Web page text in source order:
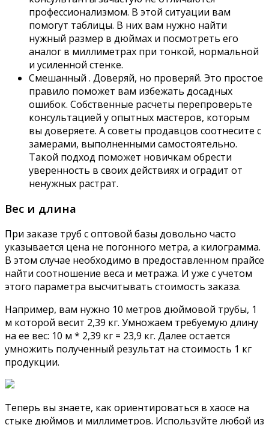
профессионализмом. В этой ситуации вам
помогут таблицы. В них вам нужно найти
нужный размер в дюймах и посмотреть его
аналог в миллиметрах при тонкой, нормальной
и усиленной стенке.
Смешанный . Доверяй, но проверяй. Это простое
правило поможет вам избежать досадных
ошибок. Собственные расчеты перепроверьте
консультацией у опытных мастеров, которым
вы доверяете. А советы продавцов соотнесите с
замерами, выполненными самостоятельно.
Такой подход поможет новичкам обрести
уверенность в своих действиях и оградит от
ненужных растрат.
Вес и длина
При заказе труб с оптовой базы довольно часто
указывается цена не погонного метра, а килограмма.
В этом случае необходимо в предоставленном прайсе
найти соотношение веса и метража. И уже с учетом
этого параметра высчитывать стоимость заказа.
Например, вам нужно 10 метров дюймовой трубы, 1
м которой весит 2,39 кг. Умножаем требуемую длину
на ее вес: 10 м * 2,39 кг = 23,9 кг. Далее остается
умножить полученный результат на стоимость 1 кг
продукции.
Теперь вы знаете, как ориентироваться в хаосе на
стыке дюймов и миллиметров. Используйте любой из